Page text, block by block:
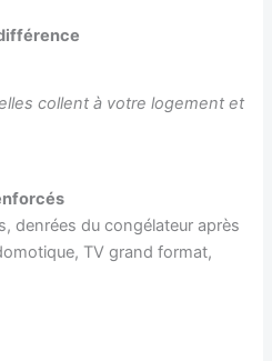
collent à votre logement et
denrées du congélateur après
TV grand format,